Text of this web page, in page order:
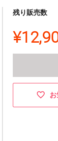
残り販売数